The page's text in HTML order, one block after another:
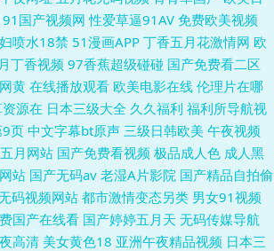
91国产视频网 性爱草逼91AV 免费欧美视频
喷水18禁 51漫画APP 丁香五月花激情网 欧
丁香视频 97香蕉超级碰碰 国产免费看二区
黄 在线播放观看 欧美电影在线 伦理片在哪
源在 日本三级大全 久久福利 福利所导航视
9页 中文字幕bt原声 三级日韩欧美 午夜视频
月网站 国产免费看视频 极品成人色 成人黑
站 国产无码av 老湿A片影院 国产精品自拍偷
码视频网站 都市激情变态另类 男女91视频
国产在线看 国产婷婷五月天 无码传媒导航
高清 美女黄色18 亚洲午夜精品视频 日本三